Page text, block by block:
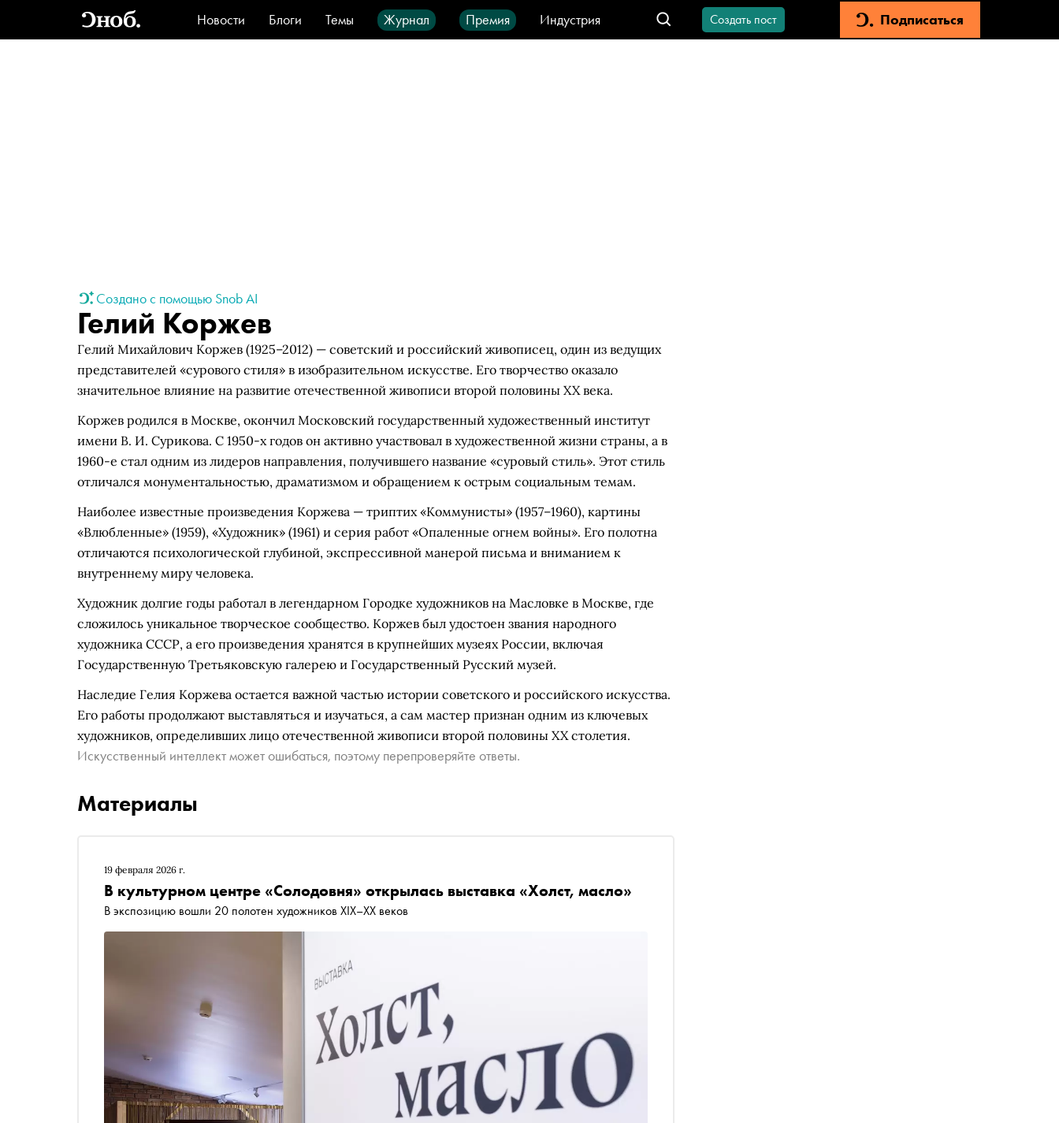
Новости Блоги Темы Журнал Премия
Индустрия
Стиль
Видео Город IT-продукты
Создать пост Подписаться
Создано с помощью Snob AI
Гелий Коржев
Гелий Михайлович Коржев (1925–2012) — советский и российский живописец, один из ведущих
представителей «сурового стиля» в изобразительном искусстве. Его творчество оказало
значительное влияние на развитие отечественной живописи второй половины XX века.
Коржев родился в Москве, окончил Московский государственный художественный институт
имени В. И. Сурикова. С 1950-х годов он активно участвовал в художественной жизни страны, а в
1960-е стал одним из лидеров направления, получившего название «суровый стиль». Этот стиль
отличался монументальностью, драматизмом и обращением к острым социальным темам.
Наиболее известные произведения Коржева — триптих «Коммунисты» (1957–1960), картины
«Влюбленные» (1959), «Художник» (1961) и серия работ «Опаленные огнем войны». Его полотна
отличаются психологической глубиной, экспрессивной манерой письма и вниманием к
внутреннему миру человека.
Художник долгие годы работал в легендарном Городке художников на Масловке в Москве, где
сложилось уникальное творческое сообщество. Коржев был удостоен звания народного
художника СССР, а его произведения хранятся в крупнейших музеях России, включая
Государственную Третьяковскую галерею и Государственный Русский музей.
Наследие Гелия Коржева остается важной частью истории советского и российского искусства.
Его работы продолжают выставляться и изучаться, а сам мастер признан одним из ключевых
художников, определивших лицо отечественной живописи второй половины XX столетия.
Искусственный интеллект может ошибаться, поэтому перепроверяйте ответы.
Материалы
19 февраля 2026 г.
В культурном центре «Солодовня» открылась выставка «Холст, масло»
В экспозицию вошли 20 полотен художников XIX–XX веков